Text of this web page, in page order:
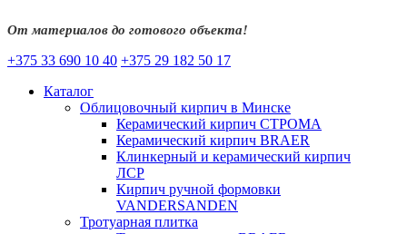
От материалов до готового объекта!
+375 33 690 10 40 +375 29 182 50 17
Каталог
Облицовочный кирпич в Минске
Керамический кирпич СТРОМА
Керамический кирпич BRAER
Клинкерный и керамический кирпич
ЛСР
Кирпич ручной формовки
VANDERSANDEN
Тротуарная плитка